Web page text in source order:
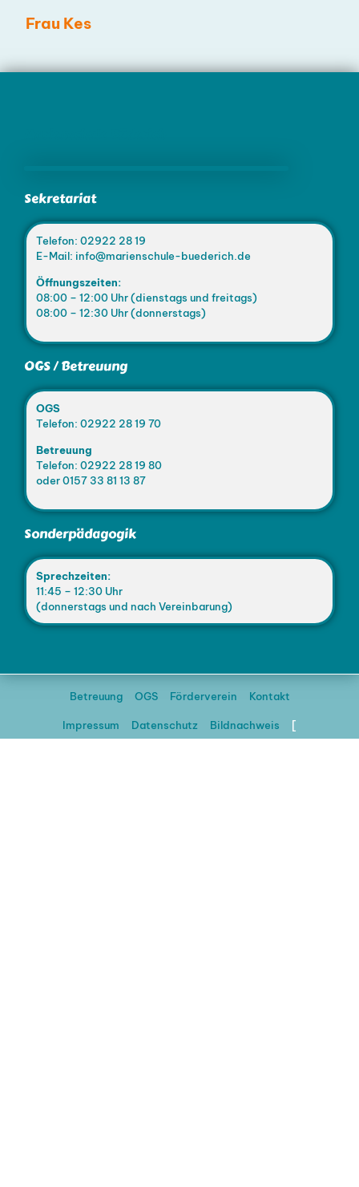
Frau Kes
Sekretariat
Telefon: 02922 28 19
E-Mail: info@marienschule-buederich.de
Öffnungszeiten:
08:00 – 12:00 Uhr (dienstags und freitags)
08:00 – 12:30 Uhr (donnerstags)
OGS / Betreuung
OGS
Telefon: 02922 28 19 70
Betreuung
Telefon: 02922 28 19 80
oder 0157 33 81 13 87
Sonderpädagogik
Sprechzeiten:
11:45 – 12:30 Uhr
(donnerstags und nach Vereinbarung)
Betreuung OGS Förderverein Kontakt
Impressum Datenschutz Bildnachweis [